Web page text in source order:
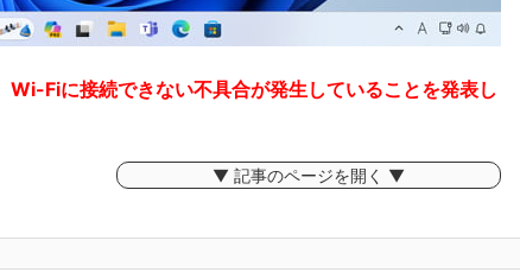
Wi-Fiに接続できない不具合が発生していることを発表し
▼ 記事のページを開く ▼